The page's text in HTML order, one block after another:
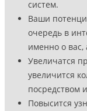
систем.
Ваши
очередь в
именно о вас,
Увеличатся
увеличится
посредством
Повысится